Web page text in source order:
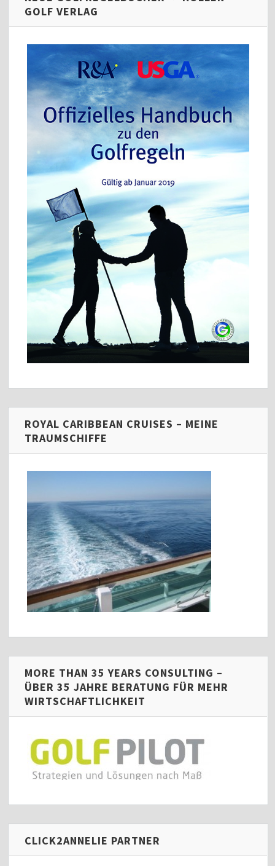
GOLF VERLAG
ROYAL CARIBBEAN CRUISES – MEINE
TRAUMSCHIFFE
MORE THAN 35 YEARS CONSULTING –
ÜBER 35 JAHRE BERATUNG FÜR MEHR
WIRTSCHAFTLICHKEIT
CLICK2ANNELIE PARTNER